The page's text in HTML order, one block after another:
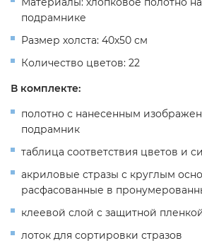
подрамнике
Размер холста: 40х50 см
Количество цветов: 22
В комплекте:
полотно с нанесенным
подрамник
таблица соответствия цветов и
акриловые стразы с круглым
расфасованные в
клеевой слой с защитной
лоток для сортировки стразов